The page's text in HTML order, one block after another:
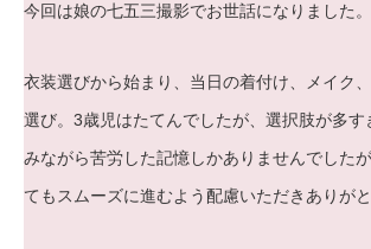
今回は娘の七五三撮影でお世話になりました。
衣装選びから始まり、当日の着付け、メイク
選び。3歳児はたてんでしたが、選択肢が多す
みながら苦労した記憶しかありませんでした
てもスムーズに進むよう配慮いただきありが